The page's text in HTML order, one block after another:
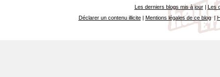
Les derniers blogs mis à jour| Les
Déclarer un contenu illicite| Mentions légales de ce blog|